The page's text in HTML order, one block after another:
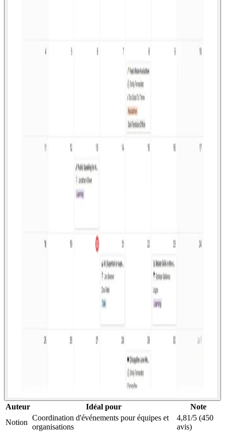
Auteur Idéal pour
Note
Notion
Coordination d'événements pour équipes et
organisations
4,81/5 (450
avis)